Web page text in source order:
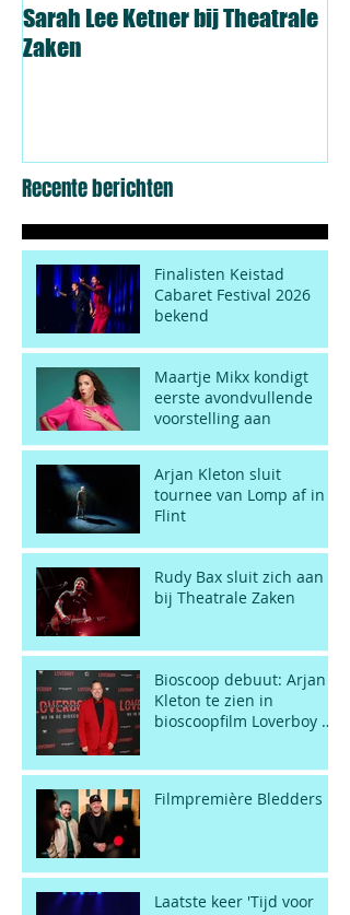
Sarah Lee Ketner bij Theatrale
Zaken
Recente berichten
Finalisten Keistad
Cabaret Festival 2026
bekend
Maartje Mikx kondigt
eerste avondvullende
voorstelling aan
Arjan Kleton sluit
tournee van Lomp af in
Flint
Rudy Bax sluit zich aan
bij Theatrale Zaken
Bioscoop debuut: Arjan
Kleton te zien in
bioscoopfilm Loverboy 2:
Filmpremière Bledders
Laatste keer 'Tijd voor